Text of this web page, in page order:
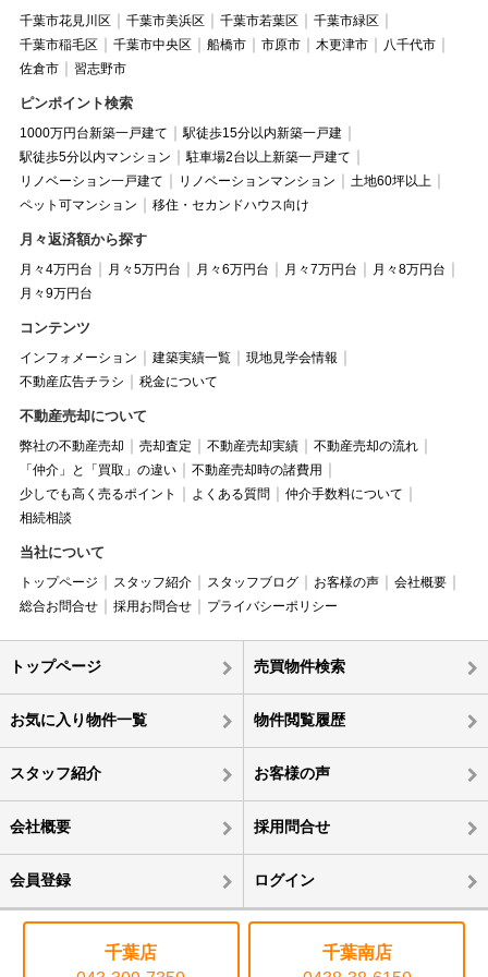
千葉市花見川区 千葉市美浜区 千葉市若葉区
千葉市緑区
千葉市稲毛区
千葉市中央区 船橋市 市原市 木更津市
八千代市
佐倉市
習志野市
ピンポイント検索
1000万円台新築一戸建て
駅徒歩15分以内新築一戸建
駅徒歩5分以内マンション
駐車場2台以上新築一戸建て
リノベーション一戸建て
リノベーションマンション
土地60坪以上
ペット可マンション
移住・セカンドハウス向け
月々返済額から探す
月々4万円台 月々5万円台 月々6万円台 月々7万円台
月々8万円台
月々9万円台
コンテンツ
インフォメーション 建築実績一覧
現地見学会情報
不動産広告チラシ
税金について
不動産売却について
弊社の不動産売却 売却査定 不動産売却実績
不動産売却の流れ
「仲介」と「買取」の違い
不動産売却時の諸費用
少しでも高く売るポイント
よくある質問
仲介手数料について
相続相談
当社について
トップページ スタッフ紹介 スタッフブログ お客様の声
会社概要
総合お問合せ
採用お問合せ プライバシーポリシー
トップページ 売買物件検索
お気に入り物件一覧 物件閲覧履歴
スタッフ紹介 お客様の声
会社概要 採用問合せ
会員登録 ログイン
千葉店
千葉南店